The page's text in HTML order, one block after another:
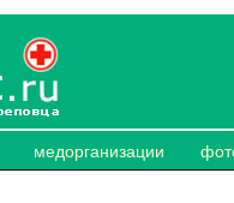
медорганизации